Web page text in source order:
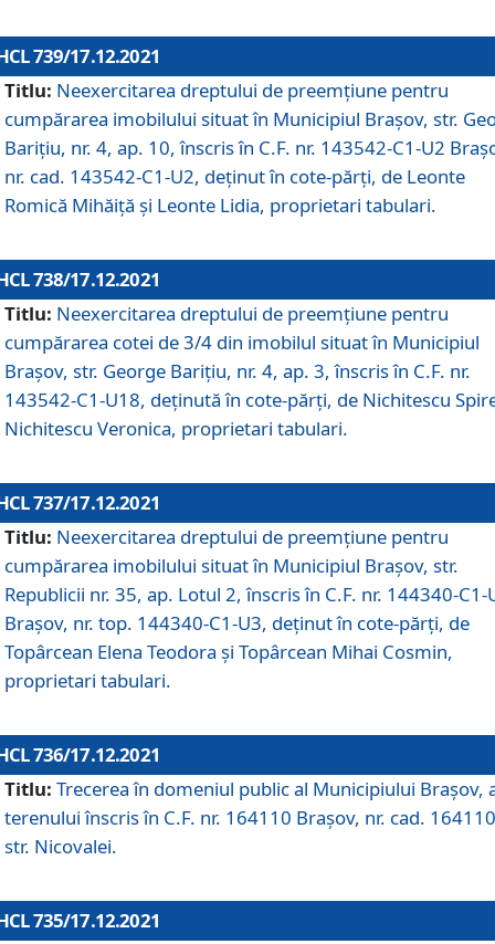
739/17.12.2021
Titlu: Neexercitarea dreptului de preemţiune pentru
cumpărarea imobilului situat în Municipiul Braşov, str.
Barițiu, nr. 4, ap. 10, înscris în C.F. nr. 143542-C1-U2
nr. cad. 143542-C1-U2, deținut în cote-părți, de Leonte
Romică Mihăiță și Leonte Lidia, proprietari tabulari.
738/17.12.2021
Titlu: Neexercitarea dreptului de preemţiune pentru
cumpărarea cotei de 3/4 din imobilul situat în Municipiul
Braşov, str. George Barițiu, nr. 4, ap. 3, înscris în C.F. nr.
143542-C1-U18, deținută în cote-părți, de Nichitescu
Nichitescu Veronica, proprietari tabulari.
737/17.12.2021
Titlu: Neexercitarea dreptului de preemţiune pentru
cumpărarea imobilului situat în Municipiul Braşov, str.
Republicii nr. 35, ap. Lotul 2, înscris în C.F. nr. 144340-C1-
Brașov, nr. top. 144340-C1-U3, deținut în cote-părți, de
Topârcean Elena Teodora și Topârcean Mihai Cosmin,
proprietari tabulari.
736/17.12.2021
Titlu: Trecerea în domeniul public al Municipiului Braşov,
terenului înscris în C.F. nr. 164110 Brașov, nr. cad.
str. Nicovalei.
735/17.12.2021